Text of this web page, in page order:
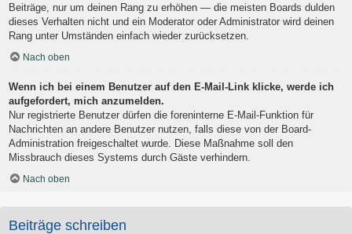
Beiträge, nur um deinen Rang zu erhöhen — die meisten Boards dulden
dieses Verhalten nicht und ein Moderator oder Administrator wird deinen
Rang unter Umständen einfach wieder zurücksetzen.
Nach oben
Wenn ich bei einem Benutzer auf den E-Mail-Link klicke, werde ich
aufgefordert, mich anzumelden.
Nur registrierte Benutzer dürfen die foreninterne E-Mail-Funktion für
Nachrichten an andere Benutzer nutzen, falls diese von der Board-
Administration freigeschaltet wurde. Diese Maßnahme soll den
Missbrauch dieses Systems durch Gäste verhindern.
Nach oben
Beiträge schreiben